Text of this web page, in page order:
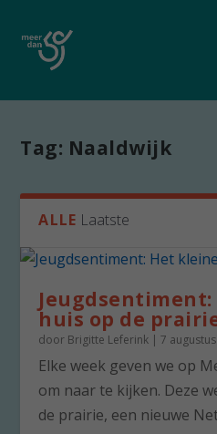
Tag: Naaldwijk
ALLE Laatste
huis op de
door Brigitte Leferink |7
Elke week geven we op
om naar te kijken. Deze
de prairie, een nieuwe